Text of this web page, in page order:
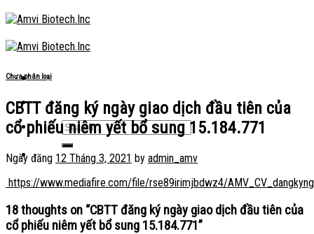
Skip
to
content
Chưa phân loại
CBTT đăng ký ngày giao dịch đầu tiên của
cổ phiếu niêm yết bổ sung 15.184.771
Ngày đăng 12 Tháng 3, 2021 by admin_amv
https://www.mediafire.com/file/rse89irimjbdwz4/
18 thoughts on “CBTT đăng ký ngày giao dịch đầu tiên của
cổ phiếu niêm yết bổ sung 15.184.771”